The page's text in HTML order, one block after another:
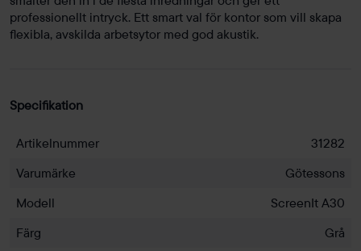
professionellt intryck. Ett smart val för kontor som vill skapa
flexibla, avskilda arbetsytor med god akustik.
Specifikation
Artikelnummer
31282
Varumärke
Götessons
Modell
ScreenIt A30
Färg
Grå